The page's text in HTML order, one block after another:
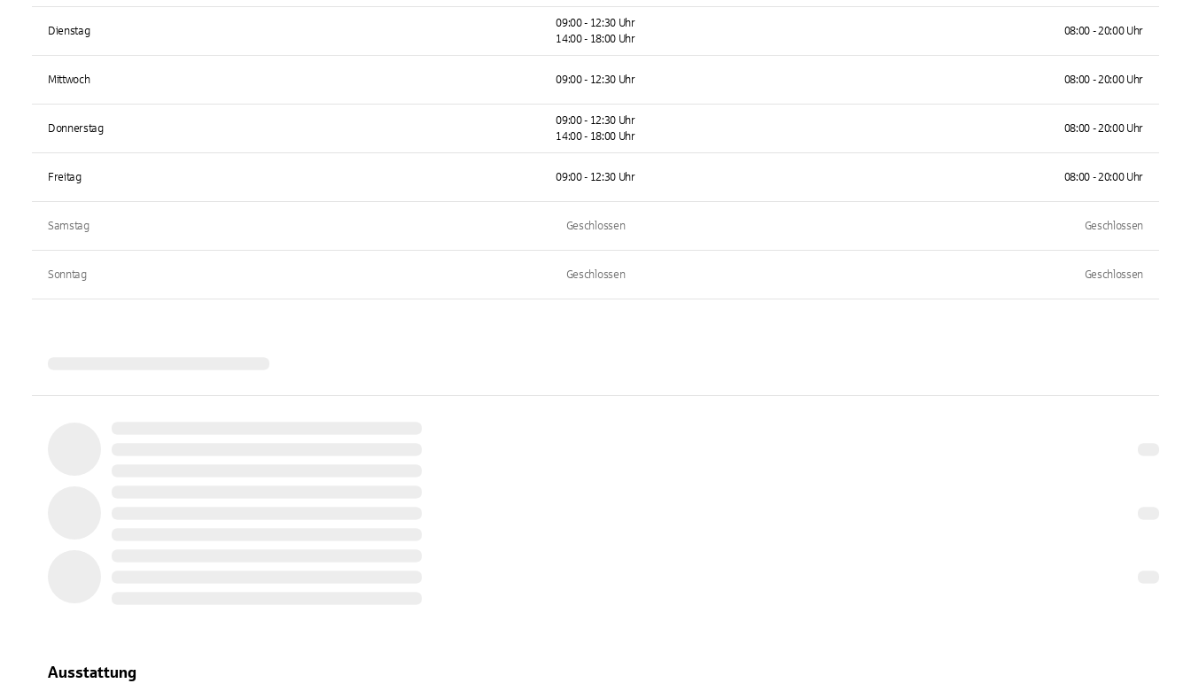
Dienstag
09:00 - 12:30 Uhr
14:00 - 18:00 Uhr
08:00 - 20:00 Uhr
Mittwoch 09:00 - 12:30 Uhr 08:00 - 20:00 Uhr
Donnerstag
09:00 - 12:30 Uhr
14:00 - 18:00 Uhr
08:00 - 20:00 Uhr
Freitag 09:00 - 12:30 Uhr 08:00 - 20:00 Uhr
Samstag Geschlossen Geschlossen
Sonntag Geschlossen Geschlossen
Ausstattung